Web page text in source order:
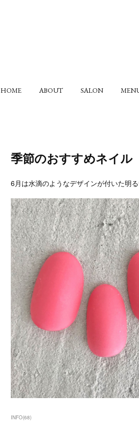
HOME ABOUT SALON
季節のおすすめネイル
6月は水滴のようなデザインが付いた明
INFO(68)